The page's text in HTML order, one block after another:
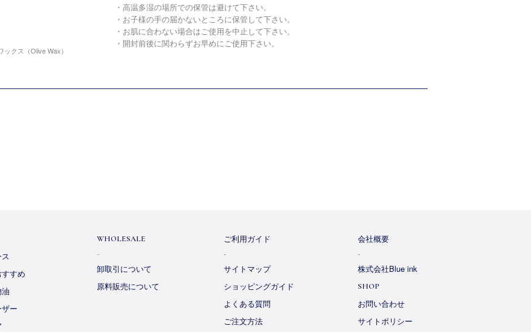
クス（Olive Wax）
・高温多湿の場所での保管は避けて下さい。
・お子様の手の届かないところに保管して下さい。
・お肌に合わない場合はご使用を中止して下さい。
・開封前後に関わらずお早めにご使用下さい。
すめ
ー
WHOLESALE
卸取引について
原料販売について
ご利用ガイド
サイトマップ
ショッピングガイド
よくある質問
ご注文方法
会社概要
株式会社Blue ink
SHOP
お問い合わせ
サイトポリシー